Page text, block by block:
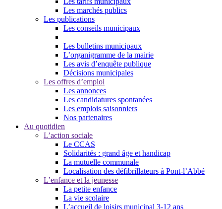
Les marchés publics
Les publications
Les conseils municipaux
Les bulletins municipaux
L’organigramme de la mairie
Les avis d’enquête publique
Décisions municipales
Les offres d’emploi
Les annonces
Les candidatures spontanées
Les emplois saisonniers
Nos partenaires
Au quotidien
L’action sociale
Le CCAS
Solidarités : grand âge et handicap
La mutuelle communale
Localisation des défibrillateurs à Pont-l’Abbé
L’enfance et la jeunesse
La petite enfance
La vie scolaire
L’accueil de loisirs municipal 3-12 ans